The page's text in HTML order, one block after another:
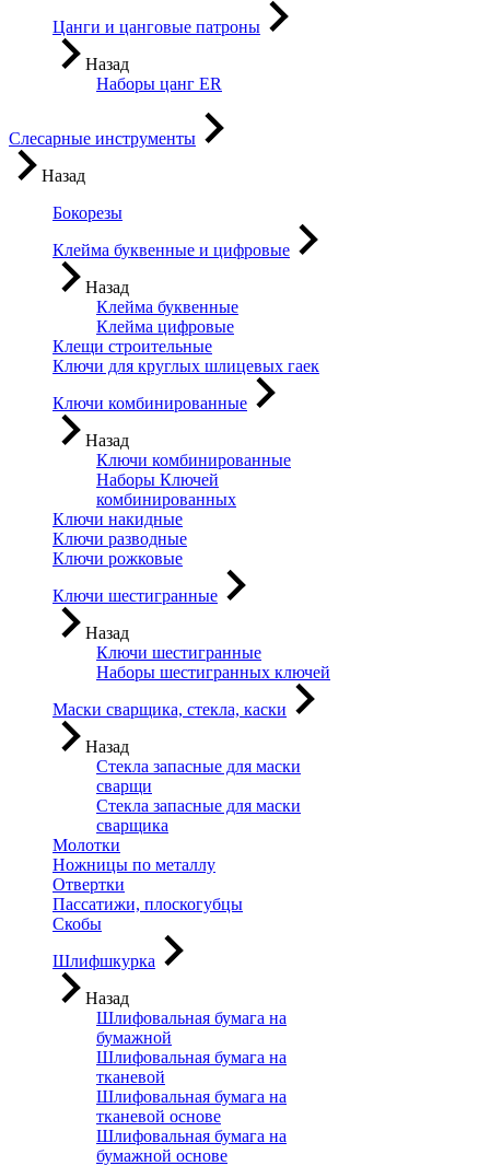
Цанги и цанговые патроны
Назад
Наборы цанг ER
Слесарные инструменты
Назад
Бокорезы
Клейма буквенные и цифровые
Назад
Клейма буквенные
Клейма цифровые
Клещи строительные
Ключи для круглых шлицевых гаек
Ключи комбинированные
Назад
Ключи комбинированные
Наборы Ключей
комбинированных
Ключи накидные
Ключи разводные
Ключи рожковые
Ключи шестигранные
Назад
Ключи шестигранные
Наборы шестигранных ключей
Маски сварщика, стекла, каски
Назад
Стекла запасные для маски
сварщи
Стекла запасные для маски
сварщика
Молотки
Ножницы по металлу
Отвертки
Пассатижи, плоскогубцы
Скобы
Шлифшкурка
Назад
Шлифовальная бумага на
бумажной
Шлифовальная бумага на
тканевой
Шлифовальная бумага на
тканевой основе
Шлифовальная бумага на
бумажной основе